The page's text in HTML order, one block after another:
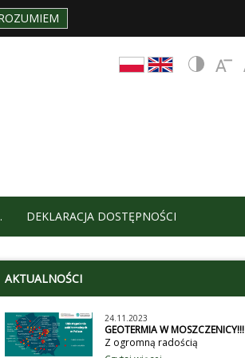
DEKLARACJA DOSTĘPNOŚCI
AKTUALNOŚCI
24.11.2023
GEOTERMIA W MOSZCZENICY!!!
Z ogromną radością
przedstawiamy Państwu te